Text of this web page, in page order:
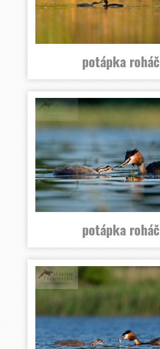
potápka roháč
potápka roháč